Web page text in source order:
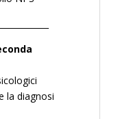
la diagnosi